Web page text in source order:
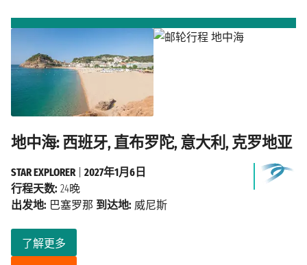
地中海: 西班牙, 直布罗陀, 意大利, 克罗地亚
了解更多
STAR EXPLORER| 2027年1月6日
行程天数: 24晚
出发地: 巴塞罗那 到达地: 威尼斯